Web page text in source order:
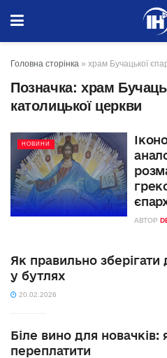
Головна сторінка » храм Бучацької
Позначка: храм
католицької церкви
НОВИНИ
АВТОР
Як правильно
у бутлях
20.02.2026
Біле вино для новачків:
переплатити